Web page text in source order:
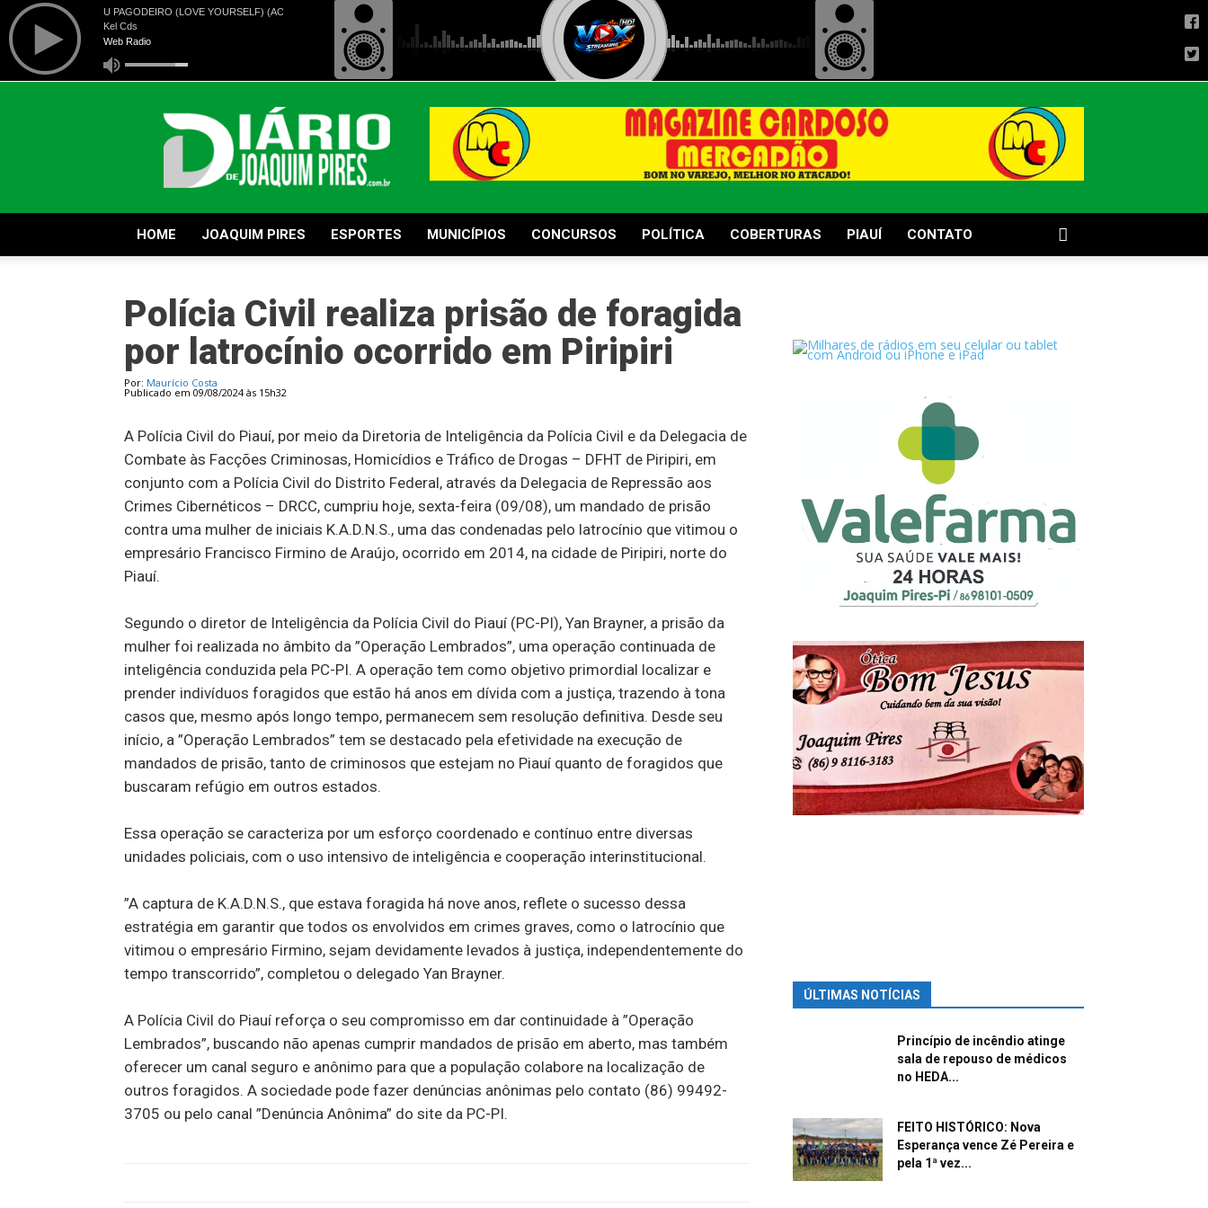
Diário
de
Joaquim
Pires
HOME JOAQUIM PIRES ESPORTES MUNICÍPIOS CONCURSOS POLÍTICA COBERTURAS PIAUÍ CONTATO
Polícia Civil realiza prisão de foragida
por latrocínio ocorrido em Piripiri
Por: Maurício Costa
Publicado em 09/08/2024 às 15h32
A Polícia Civil do Piauí, por meio da Diretoria de Inteligência da Polícia Civil e da Delegacia de
Combate às Facções Criminosas, Homicídios e Tráfico de Drogas – DFHT de Piripiri, em
conjunto com a Polícia Civil do Distrito Federal, através da Delegacia de Repressão aos
Crimes Cibernéticos – DRCC, cumpriu hoje, sexta-feira (09/08), um mandado de prisão
contra uma mulher de iniciais K.A.D.N.S., uma das condenadas pelo latrocínio que vitimou o
empresário Francisco Firmino de Araújo, ocorrido em 2014, na cidade de Piripiri, norte do
Piauí.
Segundo o diretor de Inteligência da Polícia Civil do Piauí (PC-PI), Yan Brayner, a prisão da
mulher foi realizada no âmbito da ”Operação Lembrados”, uma operação continuada de
inteligência conduzida pela PC-PI. A operação tem como objetivo primordial localizar e
prender indivíduos foragidos que estão há anos em dívida com a justiça, trazendo à tona
casos que, mesmo após longo tempo, permanecem sem resolução definitiva. Desde seu
início, a ”Operação Lembrados” tem se destacado pela efetividade na execução de
mandados de prisão, tanto de criminosos que estejam no Piauí quanto de foragidos que
buscaram refúgio em outros estados.
Essa operação se caracteriza por um esforço coordenado e contínuo entre diversas
unidades policiais, com o uso intensivo de inteligência e cooperação interinstitucional.
”A captura de K.A.D.N.S., que estava foragida há nove anos, reflete o sucesso dessa
estratégia em garantir que todos os envolvidos em crimes graves, como o latrocínio que
vitimou o empresário Firmino, sejam devidamente levados à justiça, independentemente do
tempo transcorrido”, completou o delegado Yan Brayner.
A Polícia Civil do Piauí reforça o seu compromisso em dar continuidade à ”Operação
Lembrados”, buscando não apenas cumprir mandados de prisão em aberto, mas também
oferecer um canal seguro e anônimo para que a população colabore na localização de
outros foragidos. A sociedade pode fazer denúncias anônimas pelo contato (86) 99492-
3705 ou pelo canal ”Denúncia Anônima” do site da PC-PI.
ÚLTIMAS NOTÍCIAS
Princípio de incêndio atinge
sala de repouso de médicos
no HEDA...
FEITO HISTÓRICO: Nova
Esperança vence Zé Pereira e
pela 1ª vez...